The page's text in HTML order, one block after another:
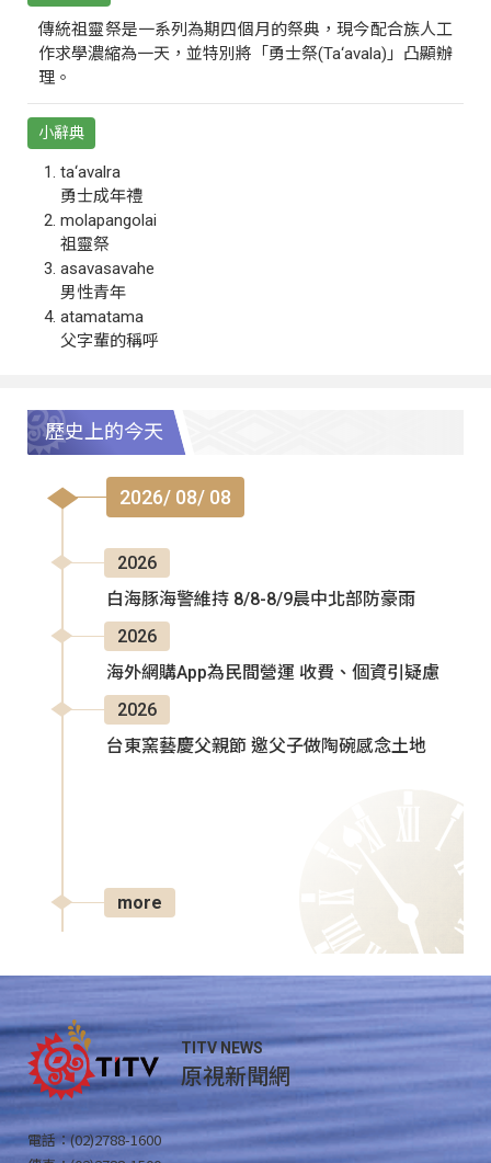
傳統祖靈祭是一系列為期四個月的祭典，現今配合族人工
作求學濃縮為一天，並特別將「勇士祭(Ta‘avala)」凸顯辦
理。
小辭典
ta‘avalra
勇士成年禮
molapangolai
祖靈祭
asavasavahe
男性青年
atamatama
父字輩的稱呼
歷史上的今天
2026/ 08/ 08
2026
白海豚海警維持 8/8-8/9晨中北部防豪雨
2026
海外網購App為民間營運 收費、個資引疑慮
2026
台東窯藝慶父親節 邀父子做陶碗感念土地
more
TITV NEWS
原視新聞網
電話：(02)2788-1600